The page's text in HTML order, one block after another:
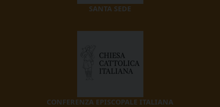
SANTA SEDE
CONFERENZA EPISCOPALE ITALIANA